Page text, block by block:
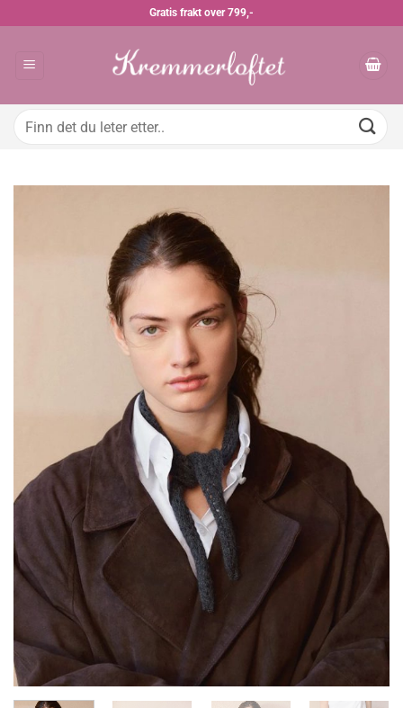
Gratis frakt over 799,-
Søk